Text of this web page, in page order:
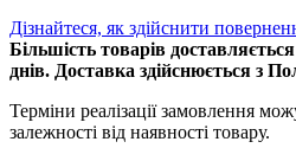
Дізнайтеся, як здійснити
Більшість товарів
днів. Доставка здійснюється з
Терміни реалізації замовлення
залежності від наявності товару.